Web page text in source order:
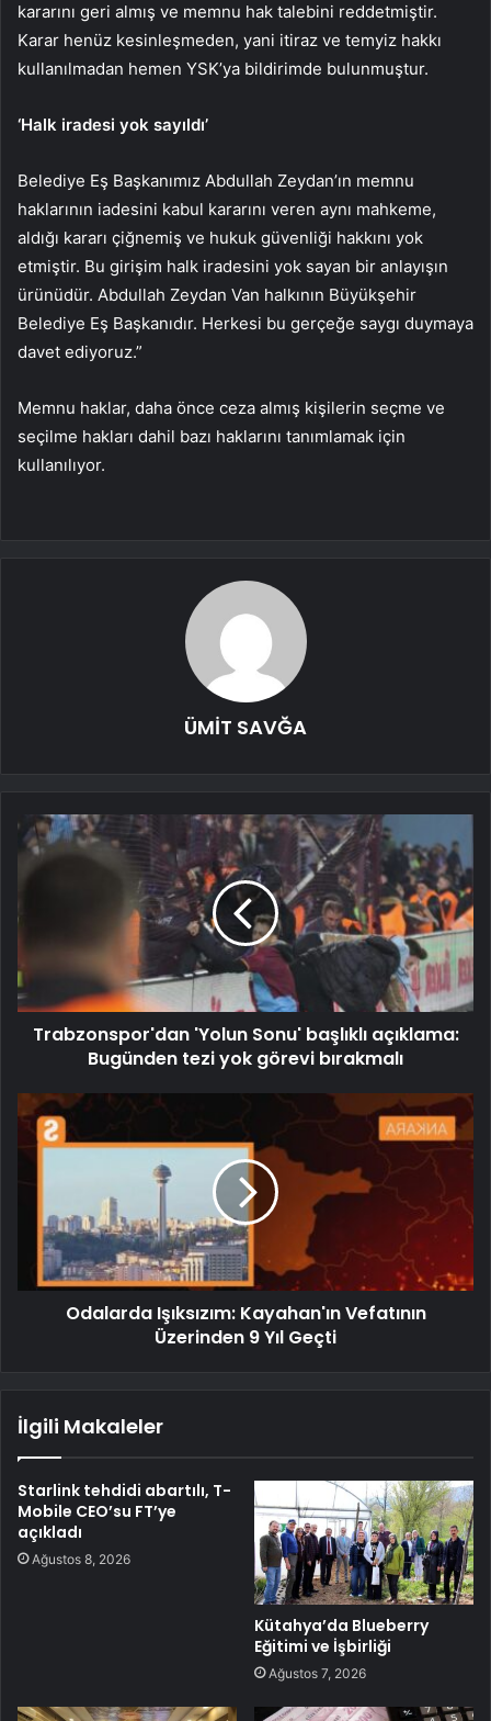
kararını geri almış ve memnu hak talebini reddetmiştir.
Karar henüz kesinleşmeden, yani itiraz ve temyiz hakkı
kullanılmadan hemen YSK’ya bildirimde bulunmuştur.
‘Halk iradesi yok sayıldı’
Belediye Eş Başkanımız Abdullah Zeydan’ın memnu
haklarının iadesini kabul kararını veren aynı mahkeme,
aldığı kararı çiğnemiş ve hukuk güvenliği hakkını yok
etmiştir. Bu girişim halk iradesini yok sayan bir anlayışın
ürünüdür. Abdullah Zeydan Van halkının Büyükşehir
Belediye Eş Başkanıdır. Herkesi bu gerçeğe saygı duymaya
davet ediyoruz.”
Memnu haklar, daha önce ceza almış kişilerin seçme ve
seçilme hakları dahil bazı haklarını tanımlamak için
kullanılıyor.
ÜMİT SAVĞA
Trabzonspor'dan 'Yolun Sonu' başlıklı açıklama:
Bugünden tezi yok görevi bırakmalı
Odalarda Işıksızım: Kayahan'ın Vefatının
Üzerinden 9 Yıl Geçti
İlgili Makaleler
Starlink tehdidi abartılı, T-
Mobile CEO’su FT’ye
açıkladı
Ağustos 8, 2026
Kütahya’da Blueberry
Eğitimi ve İşbirliği
Ağustos 7, 2026